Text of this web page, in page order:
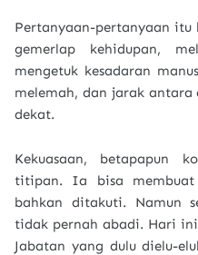
Pertanyaan-pertanyaan itu
gemerlap kehidupan,
mengetuk kesadaran
melemah, dan jarak antara
dekat.
Kekuasaan, betapapun
titipan. Ia bisa membuat
bahkan ditakuti. Namun
tidak pernah abadi. Hari
Jabatan yang dulu dielu-